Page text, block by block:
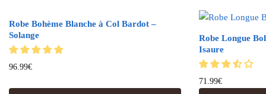
Robe Bohème Blanche à Col Bardot –
Solange
96.99€
Robe Longue
Isaure
71.99€